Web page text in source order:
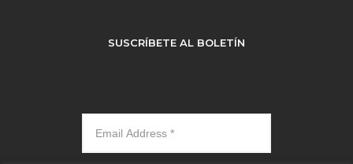
SUSCRÍBETE AL BOLETÍN